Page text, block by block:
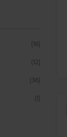
(16)
(12)
(36)
(1)